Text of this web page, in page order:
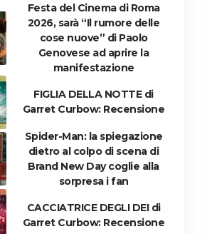
Festa del Cinema di Roma
2026, sarà “Il rumore delle
cose nuove” di Paolo
Genovese ad aprire la
manifestazione
FIGLIA DELLA NOTTE di
Garret Curbow: Recensione
Spider-Man: la spiegazione
dietro al colpo di scena di
Brand New Day coglie alla
sorpresa i fan
CACCIATRICE DEGLI DEI di
Garret Curbow: Recensione